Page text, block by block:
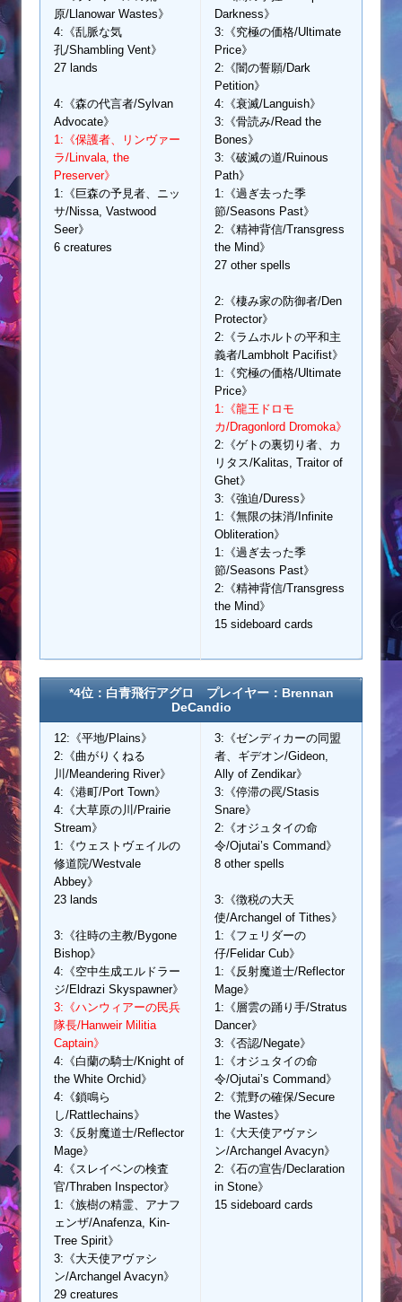
原/Llanowar Wastes》
4:《乱脈な気
孔/Shambling Vent》
27 lands
4:《森の代言者/Sylvan
Advocate》
1:《保護者、リンヴァー
ラ/Linvala, the
Preserver》
1:《巨森の予見者、ニッ
サ/Nissa, Vastwood
Seer》
6 creatures
Darkness》
3:《究極の価格/Ultimate
Price》
2:《闇の誓願/Dark
Petition》
4:《衰滅/Languish》
3:《骨読み/Read the
Bones》
3:《破滅の道/Ruinous
Path》
1:《過ぎ去った季
節/Seasons Past》
2:《精神背信/Transgress
the Mind》
27 other spells
2:《棲み家の防御者/Den
Protector》
2:《ラムホルトの平和主
義者/Lambholt Pacifist》
1:《究極の価格/Ultimate
Price》
1:《龍王ドロモ
カ/Dragonlord Dromoka》
2:《ゲトの裏切り者、カ
リタス/Kalitas, Traitor of
Ghet》
3:《強迫/Duress》
1:《無限の抹消/Infinite
Obliteration》
1:《過ぎ去った季
節/Seasons Past》
2:《精神背信/Transgress
the Mind》
15 sideboard cards
*4位：白青飛行アグロ プレイヤー：Brennan
DeCandio
12:《平地/Plains》
2:《曲がりくねる
川/Meandering River》
4:《港町/Port Town》
4:《大草原の川/Prairie
Stream》
1:《ウェストヴェイルの
修道院/Westvale
Abbey》
23 lands
3:《往時の主教/Bygone
Bishop》
4:《空中生成エルドラー
ジ/Eldrazi Skyspawner》
3:《ハンウィアーの民兵
隊長/Hanweir Militia
Captain》
4:《白蘭の騎士/Knight of
the White Orchid》
4:《鎖鳴ら
し/Rattlechains》
3:《反射魔道士/Reflector
Mage》
4:《スレイベンの検査
官/Thraben Inspector》
1:《族樹の精霊、アナフ
ェンザ/Anafenza, Kin-
Tree Spirit》
3:《大天使アヴァシ
ン/Archangel Avacyn》
29 creatures
3:《ゼンディカーの同盟
者、ギデオン/Gideon,
Ally of Zendikar》
3:《停滞の罠/Stasis
Snare》
2:《オジュタイの命
令/Ojutai’s Command》
8 other spells
3:《徴税の大天
使/Archangel of Tithes》
1:《フェリダーの
仔/Felidar Cub》
1:《反射魔道士/Reflector
Mage》
1:《層雲の踊り手/Stratus
Dancer》
3:《否認/Negate》
1:《オジュタイの命
令/Ojutai’s Command》
2:《荒野の確保/Secure
the Wastes》
1:《大天使アヴァシ
ン/Archangel Avacyn》
2:《石の宣告/Declaration
in Stone》
15 sideboard cards